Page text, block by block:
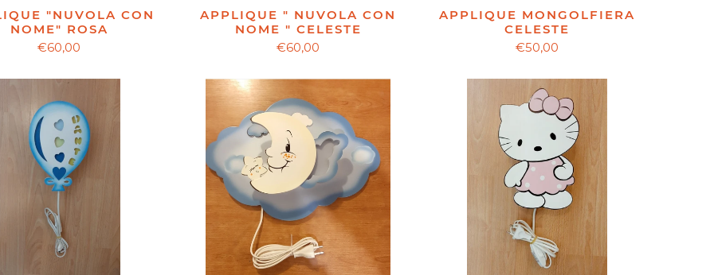
"NUVOLA CON
NOME" ROSA
€60,00
APPLIQUE " NUVOLA CON
NOME " CELESTE
€60,00
APPLIQUE MONGOLFIERA
CELESTE
€50,00